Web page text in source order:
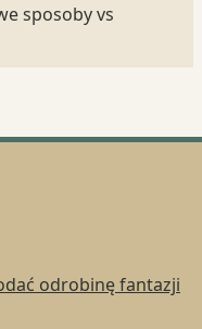
sposoby vs
odrobinę fantazji